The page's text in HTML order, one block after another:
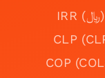
IRR (﷼)
CLP
COP